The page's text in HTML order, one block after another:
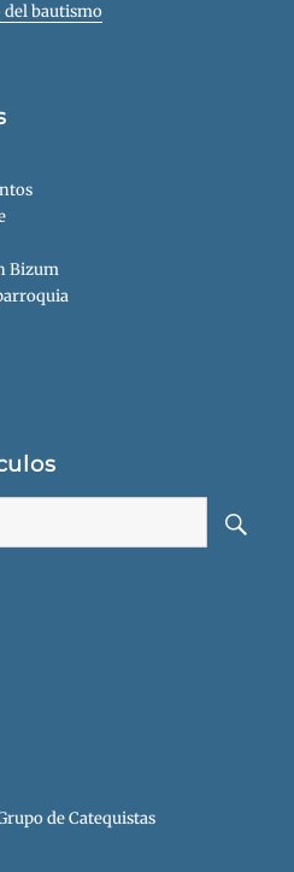
bautismo
Bizum
de Catequistas